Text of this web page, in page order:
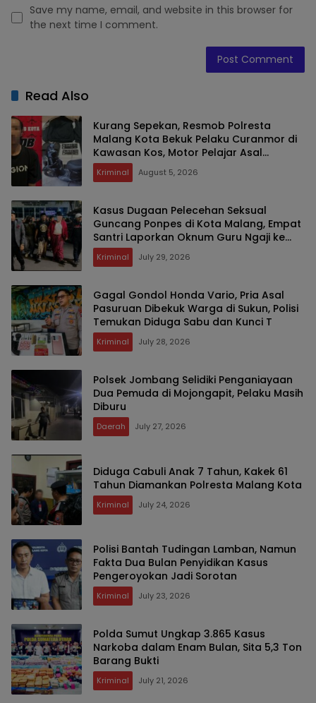
Save my name, email, and website in this browser for
the next time I comment.
Read Also
Kurang Sepekan, Resmob Polresta
Malang Kota Bekuk Pelaku Curanmor di
Kawasan Kos, Motor Pelajar Asal
Sumenep Berhasil Diamankan
Kriminal August 5, 2026
Kasus Dugaan Pelecehan Seksual
Guncang Ponpes di Kota Malang, Empat
Santri Laporkan Oknum Guru Ngaji ke
Polisi
Kriminal July 29, 2026
Gagal Gondol Honda Vario, Pria Asal
Pasuruan Dibekuk Warga di Sukun, Polisi
Temukan Diduga Sabu dan Kunci T
Kriminal July 28, 2026
Polsek Jombang Selidiki Penganiayaan
Dua Pemuda di Mojongapit, Pelaku Masih
Diburu
Daerah July 27, 2026
Diduga Cabuli Anak 7 Tahun, Kakek 61
Tahun Diamankan Polresta Malang Kota
Kriminal July 24, 2026
Polisi Bantah Tudingan Lamban, Namun
Fakta Dua Bulan Penyidikan Kasus
Pengeroyokan Jadi Sorotan
Kriminal July 23, 2026
Polda Sumut Ungkap 3.865 Kasus
Narkoba dalam Enam Bulan, Sita 5,3 Ton
Barang Bukti
Kriminal July 21, 2026